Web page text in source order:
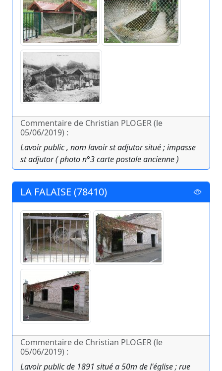
Commentaire de Christian PLOGER (le
05/06/2019) :
Lavoir public , nom lavoir st adjutor situé ; impasse
st adjutor ( photo n°3 carte postale ancienne )
LA FALAISE (78410)
Commentaire de Christian PLOGER (le
05/06/2019) :
Lavoir public de 1891 situé a 50m de l'église ; rue